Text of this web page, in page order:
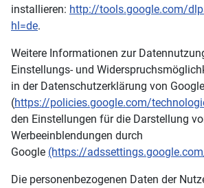
installieren: http://tools.google.com/
hl=de.
Weitere Informationen zur
Einstellungs- und
in der Datenschutzerklärung von Google
(https://policies.google.com/
den Einstellungen für die Darstellung
Werbeeinblendungen durch
Google (https://
Die personenbezogenen Daten der